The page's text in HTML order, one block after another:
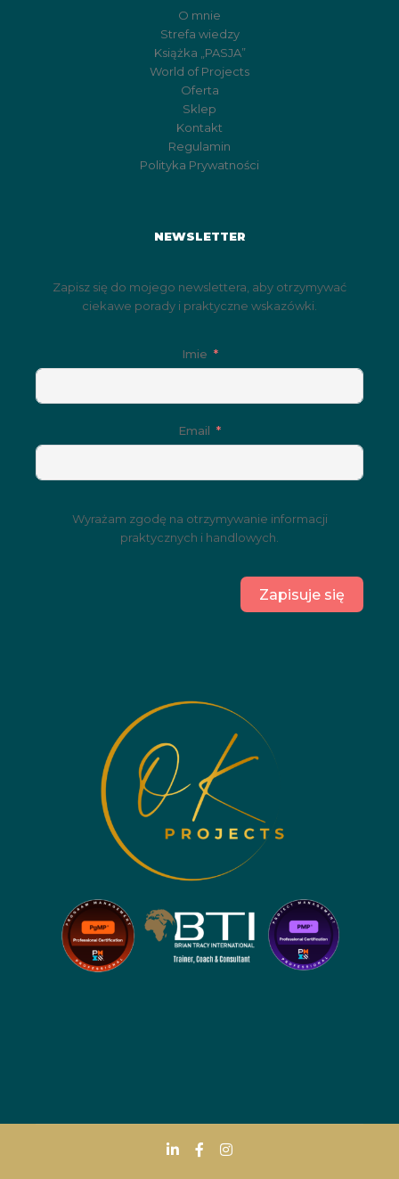
O mnie
Strefa wiedzy
Książka „PASJA”
World of Projects
Oferta
Sklep
Kontakt
Regulamin
Polityka Prywatności
NEWSLETTER
Zapisz się do mojego newslettera, aby otrzymywać
ciekawe porady i praktyczne wskazówki.
Imie
Email
Wyrażam zgodę na otrzymywanie informacji
praktycznych i handlowych.
Zapisuje się